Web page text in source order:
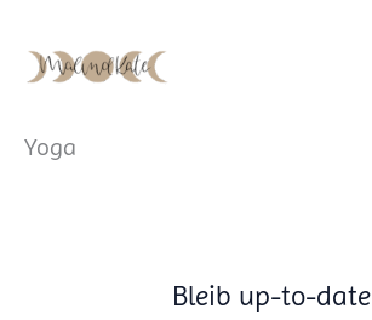
springen
Yoga
Bleib up-to-date